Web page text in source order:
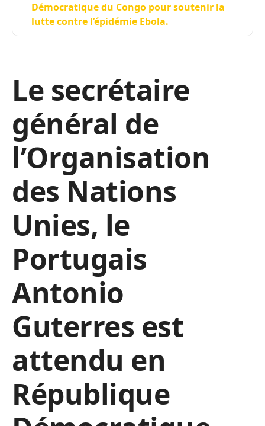
Démocratique du Congo pour soutenir la
lutte contre l’épidémie Ebola.
Le secrétaire
général de
l’Organisation
des Nations
Unies, le
Portugais
Antonio
Guterres est
attendu en
République